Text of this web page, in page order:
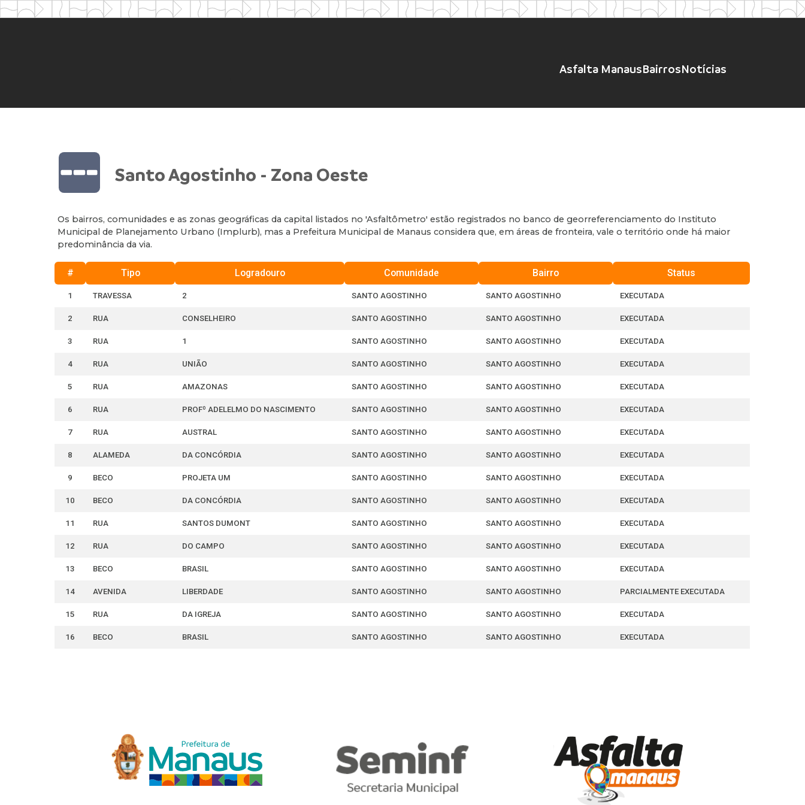
Asfalta ManausBairrosNotícias
Santo Agostinho - Zona Oeste
Os bairros, comunidades e as zonas geográficas da capital listados no 'Asfaltômetro' estão registrados no banco de georreferenciamento do Instituto
Municipal de Planejamento Urbano (Implurb), mas a Prefeitura Municipal de Manaus considera que, em áreas de fronteira, vale o território onde há maior
predominância da via.
# Tipo Logradouro Comunidade Bairro Status
1 TRAVESSA 2 SANTO AGOSTINHO SANTO AGOSTINHO EXECUTADA
2 RUA CONSELHEIRO SANTO AGOSTINHO SANTO AGOSTINHO EXECUTADA
3 RUA 1 SANTO AGOSTINHO SANTO AGOSTINHO EXECUTADA
4 RUA UNIÃO SANTO AGOSTINHO SANTO AGOSTINHO EXECUTADA
5 RUA AMAZONAS SANTO AGOSTINHO SANTO AGOSTINHO EXECUTADA
6 RUA PROFº ADELELMO DO NASCIMENTO SANTO AGOSTINHO SANTO AGOSTINHO EXECUTADA
7 RUA AUSTRAL SANTO AGOSTINHO SANTO AGOSTINHO EXECUTADA
8 ALAMEDA DA CONCÓRDIA SANTO AGOSTINHO SANTO AGOSTINHO EXECUTADA
9 BECO PROJETA UM SANTO AGOSTINHO SANTO AGOSTINHO EXECUTADA
10 BECO DA CONCÓRDIA SANTO AGOSTINHO SANTO AGOSTINHO EXECUTADA
11 RUA SANTOS DUMONT SANTO AGOSTINHO SANTO AGOSTINHO EXECUTADA
12 RUA DO CAMPO SANTO AGOSTINHO SANTO AGOSTINHO EXECUTADA
13 BECO BRASIL SANTO AGOSTINHO SANTO AGOSTINHO EXECUTADA
14 AVENIDA LIBERDADE SANTO AGOSTINHO SANTO AGOSTINHO PARCIALMENTE EXECUTADA
15 RUA DA IGREJA SANTO AGOSTINHO SANTO AGOSTINHO EXECUTADA
16 BECO BRASIL SANTO AGOSTINHO SANTO AGOSTINHO EXECUTADA